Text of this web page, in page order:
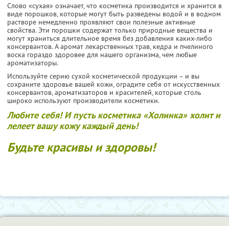
Слово «сухая» означает, что косметика производится и хранится в
виде порошков, которые могут быть разведены водой и в водном
растворе немедленно проявляют свои полезные активные
свойства. Эти порошки содержат только природные вещества и
могут храниться длительное время без добавления каких-либо
консервантов. А аромат лекарственных трав, кедра и пчелиного
воска гораздо здоровее для нашего организма, чем любые
ароматизаторы.
Используйте серию сухой косметической продукции – и вы
сохраните здоровье вашей кожи, оградите себя от искусственных
консервантов, ароматизаторов и красителей, которые столь
широко используют производители косметики.
Любите себя! И пусть косметика «Холинка» холит и
лелеет вашу кожу каждый день!
Будьте красивы и здоровы!